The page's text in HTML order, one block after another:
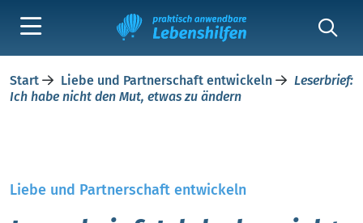
Start Liebe und Partnerschaft entwickeln
Leserbrief:
Ich habe nicht den Mut, etwas zu ändern
Liebe und Partnerschaft entwickeln